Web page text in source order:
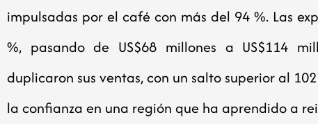
impulsadas por el café con más del 94 %. Las
%, pasando de US$68 millones a US$114
duplicaron sus ventas, con un salto superior al
la confianza en una región que ha aprendido a